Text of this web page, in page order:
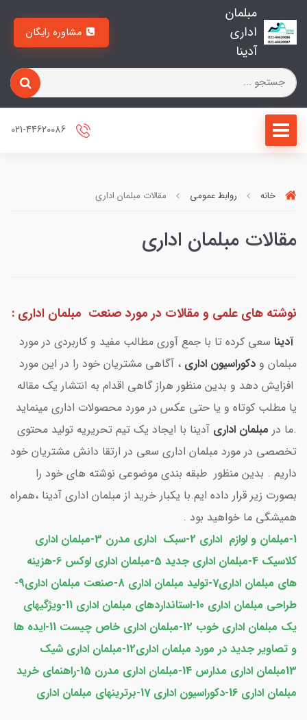
مبلمان
اداری
آدینا
خانه روابط عمومی مقالات مبلمان اداری
مقالات مبلمان اداری
نوشته های علمی و مقالات در مورد صنعت مبلمان اداری :
آدینا سعی کرده تا با جمع آوری مطالب مفید و کاربردی در مورد
مبلمان و دکوراسیون اداری ، آگاهی مشتریان خود را در این مورد
افزایش دهد و بدین منظور هراز گاهی اقدام به انتشار یک مقاله
یا مطلب کوتاه و یا حتی عکس در مورد محصولات اداری مینماید
.ما در مبلمان اداری آدینا با ایجاد یک تیم تحریریه تولید محتوی
تخصصی در مورد مبلمان اداری سعی در ارتقا دانش مشتریان خود
داریم . بدین منظور طبقه بندی موضوعی نوشته های خود را
بصورت زیر قرار داده ایم.با یکبار خرید از مبلمان اداری آدینا ،همراه
همیشگی ما خواهید بود .
1-مبلمان و لوازم اداری 2-سبک اداری مدرن 3-
مبلمان اداری
کلاسیک
مبلمان اداری لوکس 6-هزینه
های مبلمان اداری7-تولید مبلمان اداری 8-صنعت مبلمان اداری9-
طراحی مبلمان اداری 10-استانداردهای مبلمان اداری 11-ویژگیهای
یک مبلمان اداری خوب 12-مبلمان اداری خاص چیست 11-ایده ها
و تصاویر جدید در مورد مبلمان اداری12-مبلمان اداری شیک
13مبلمان اداری مدارس 14-
مبلمان اداری مدرن
15-راهنمای خرید
مبلمان اداری 16-دکوراسیون اداری 17-برترینهای مبلمان اداری